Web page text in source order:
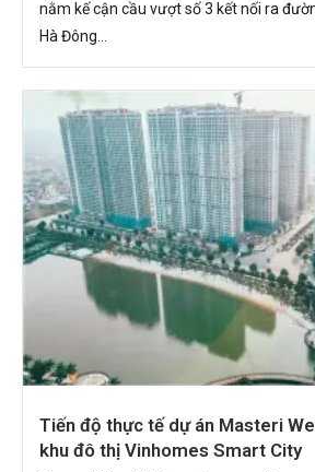
nằm kế cận cầu vượt số 3 kết nối ra
Hà Đông...
Tiến độ thực tế dự án Masteri
khu đô thị Vinhomes Smart City